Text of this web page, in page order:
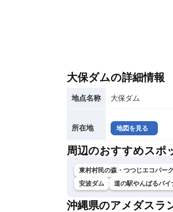
大保ダムの詳細情報
地点名称 大保ダム
所在地 地図を見る
周辺のおすすめスポ
東村村民の森・つつじエコパーク
安波ダム
道の駅やんばるパ
沖縄県のアメダスラ